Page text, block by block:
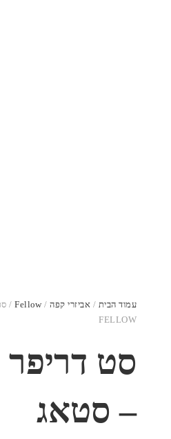
עמוד הבית/אביזרי קפה/
Fellow/ סט
FELLOW
סט דריפר
– סטאג